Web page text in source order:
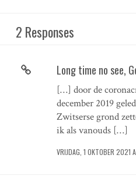
2 Responses
Long time no see,
[…] door de
december 2019
Zwitserse grond
ik als vanouds […]
VRIJDAG, 1 OKTOBER 2021